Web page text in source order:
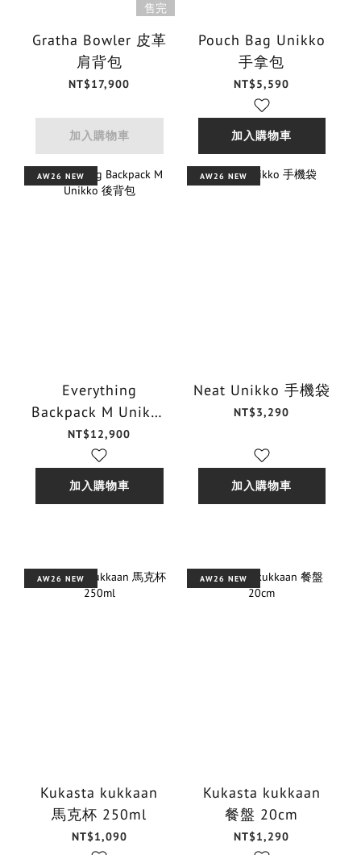
售完
Gratha Bowler 皮革
肩背包
NT$17,900
加入購物車
Pouch Bag Unikko
手拿包
NT$5,590
加入購物車
AW26 NEW
Everything
Backpack M Unikko
後背包
NT$12,900
加入購物車
AW26 NEW
Neat Unikko 手機袋
NT$3,290
加入購物車
AW26 NEW
Kukasta kukkaan
馬克杯 250ml
NT$1,090
AW26 NEW
Kukasta kukkaan
餐盤 20cm
NT$1,290